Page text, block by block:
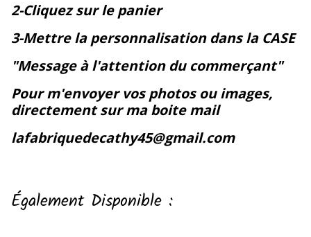
2-Cliquez sur le panier
3-Mettre la personnalisation dans la CASE
"Message à l'attention du commerçant"
Pour m'envoyer vos photos ou images,
directement sur ma boite mail
lafabriquedecathy45@gmail.com
Également Disponible :